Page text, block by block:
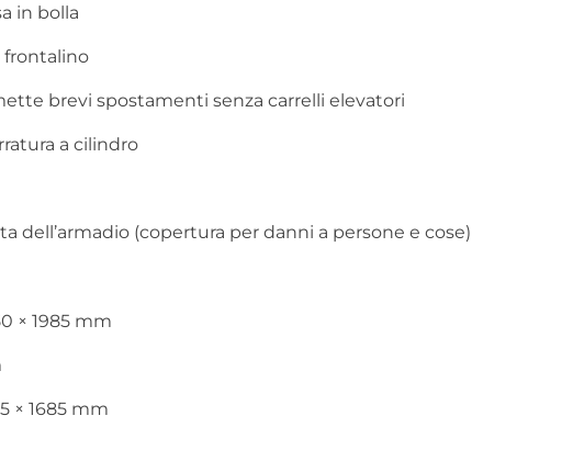
in bolla
frontalino
brevi spostamenti senza carrelli elevatori
a cilindro
dell’armadio (copertura per danni a persone e cose)
× 1985 mm
× 1685 mm